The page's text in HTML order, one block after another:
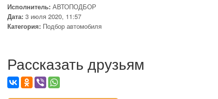
Исполнитель: АВТОПОДБОР
Дата: 3 июля 2020, 11:57
Категория: Подбор автомобиля
Рассказать друзьям